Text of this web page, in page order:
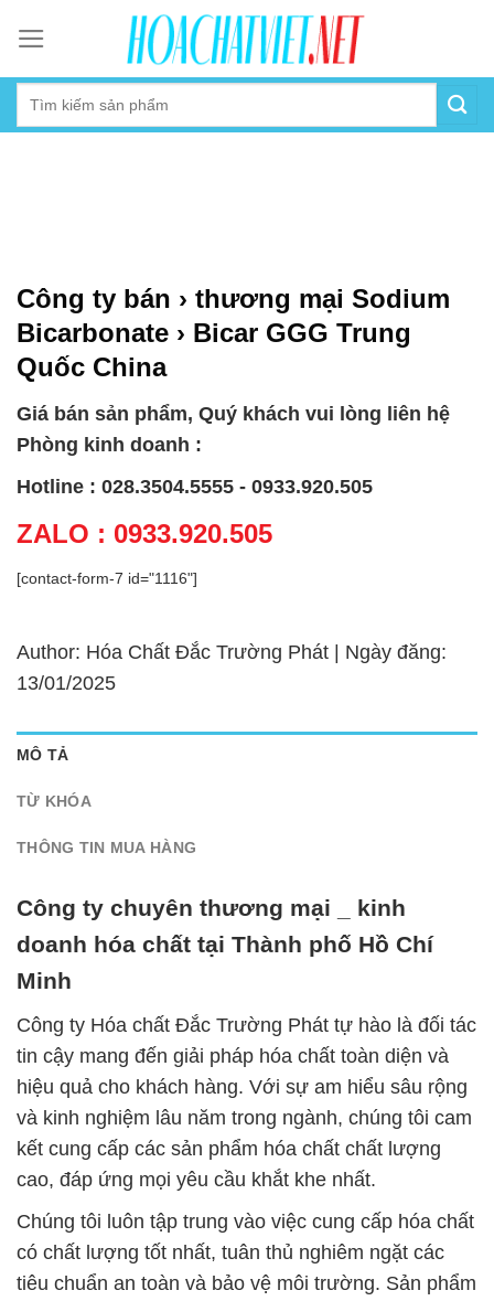
content
Công ty bán › thương mại Sodium
Bicarbonate › Bicar GGG Trung
Quốc China
Giá bán sản phẩm, Quý khách vui lòng liên hệ
Phòng kinh doanh :
Hotline : 028.3504.5555 - 0933.920.505
ZALO : 0933.920.505
[contact-form-7 id="1116"]
Author: Hóa Chất Đắc Trường Phát | Ngày đăng:
13/01/2025
MÔ TẢ
TỪ KHÓA
THÔNG TIN MUA HÀNG
Công ty chuyên thương mại _ kinh
doanh hóa chất tại Thành phố Hồ Chí
Minh
Công ty Hóa chất Đắc Trường Phát tự hào là đối tác
tin cậy mang đến giải pháp hóa chất toàn diện và
hiệu quả cho khách hàng. Với sự am hiểu sâu rộng
và kinh nghiệm lâu năm trong ngành, chúng tôi cam
kết cung cấp các sản phẩm hóa chất chất lượng
cao, đáp ứng mọi yêu cầu khắt khe nhất.
Chúng tôi luôn tập trung vào việc cung cấp hóa chất
có chất lượng tốt nhất, tuân thủ nghiêm ngặt các
tiêu chuẩn an toàn và bảo vệ môi trường. Sản phẩm